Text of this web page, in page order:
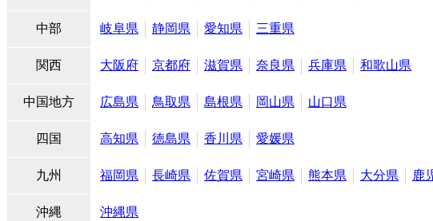
中部 岐阜県 静岡県 愛知県 三重県
関西 大阪府 京都府 滋賀県 奈良県 兵庫県 和歌山県
中国地方 広島県 鳥取県 島根県 岡山県 山口県
四国 高知県 徳島県 香川県 愛媛県
九州 福岡県 長崎県 佐賀県 宮崎県 熊本県 大分県 鹿
沖縄 沖縄県